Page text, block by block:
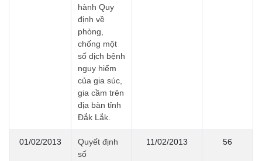
hành Quy
định về
phòng,
chống một
số dịch bệnh
nguy hiểm
của gia súc,
gia cầm trên
địa bàn tỉnh
Đắk Lắk.
01/02/2013
Quyết định
số
11/02/2013 56